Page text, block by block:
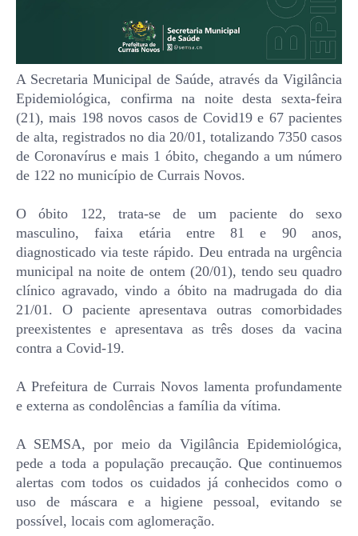
A Secretaria Municipal de Saúde, através da Vigilância
Epidemiológica, confirma na noite desta sexta-feira
(21), mais 198 novos casos de Covid19 e 67 pacientes
de alta, registrados no dia 20/01, totalizando 7350 casos
de Coronavírus e mais 1 óbito, chegando a um número
de 122 no município de Currais Novos.
O óbito 122, trata-se de um paciente do sexo
masculino, faixa etária entre 81 e 90 anos,
diagnosticado via teste rápido. Deu entrada na urgência
municipal na noite de ontem (20/01), tendo seu quadro
clínico agravado, vindo a óbito na madrugada do dia
21/01. O paciente apresentava outras comorbidades
preexistentes e apresentava as três doses da vacina
contra a Covid-19.
A Prefeitura de Currais Novos lamenta profundamente
e externa as condolências a família da vítima.
A SEMSA, por meio da Vigilância Epidemiológica,
pede a toda a população precaução. Que continuemos
alertas com todos os cuidados já conhecidos como o
uso de máscara e a higiene pessoal, evitando se
possível, locais com aglomeração.